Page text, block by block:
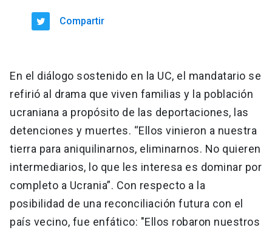
Compartir
En el diálogo sostenido en la UC, el mandatario se
refirió al drama que viven familias y la población
ucraniana a propósito de las deportaciones, las
detenciones y muertes. “Ellos vinieron a nuestra
tierra para aniquilinarnos, eliminarnos. No quieren
intermediarios, lo que les interesa es dominar por
completo a Ucrania”. Con respecto a la
posibilidad de una reconciliación futura con el
país vecino, fue enfático: "Ellos robaron nuestros